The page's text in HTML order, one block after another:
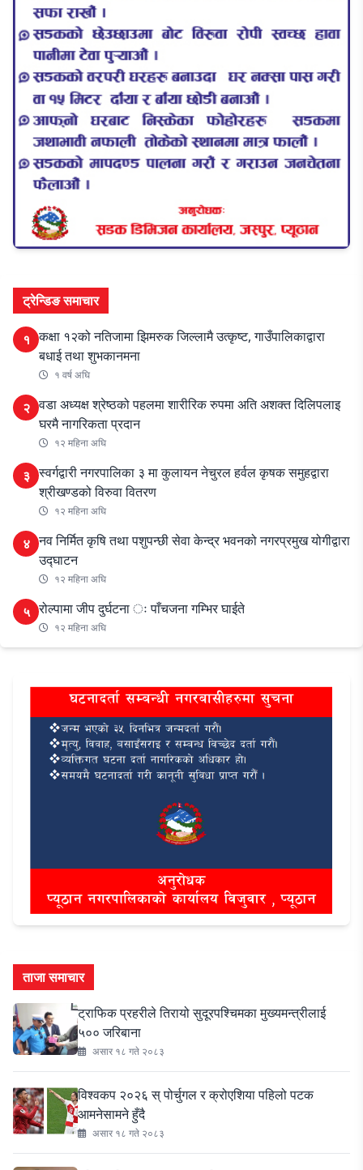
ट्रेन्डिङ समाचार
१ कक्षा १२को नतिजामा झिमरुक जिल्लामै उत्कृष्ट, गाउँपालिकाद्वारा
बधाई तथा शुभकानमना
१ वर्ष अघि
२ वडा अध्यक्ष श्रेष्ठको पहलमा शारीरिक रुपमा अति अशक्त दिलिपलाइ
घरमै नागरिकता प्रदान
१२ महिना अघि
३ स्वर्गद्वारी नगरपालिका ३ मा कुलायन नेचुरल हर्वल कृषक समुहद्वारा
श्रीखण्डको विरुवा वितरण
१२ महिना अघि
४ नव निर्मित कृषि तथा पशुपन्छी सेवा केन्द्र भवनको नगरप्रमुख योगीद्वारा
उद्घाटन
१२ महिना अघि
५ रोल्पामा जीप दुर्घटना ः पाँचजना गम्भिर घाईते
१२ महिना अघि
ताजा समाचार
ट्राफिक प्रहरीले तिरायो सुदूरपश्चिमका मुख्यमन्त्रीलाई
५०० जरिबाना
असार १८ गते २०८३
विश्वकप २०२६ स् पोर्चुगल र क्रोएशिया पहिलो पटक
आमनेसामने हुँदै
असार १८ गते २०८३